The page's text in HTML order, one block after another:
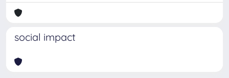
social impact